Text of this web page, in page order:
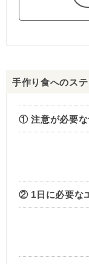
手作り食へのス
① 注意が必要な
② 1日に必要な